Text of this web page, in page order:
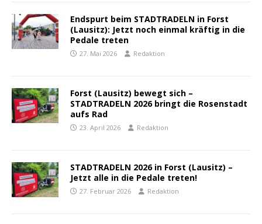
Endspurt beim STADTRADELN in Forst
(Lausitz): Jetzt noch einmal kräftig in die
Pedale treten
27. Mai 2026 Redaktion
Forst (Lausitz) bewegt sich –
STADTRADELN 2026 bringt die Rosenstadt
aufs Rad
23. April 2026 Redaktion
STADTRADELN 2026 in Forst (Lausitz) –
Jetzt alle in die Pedale treten!
27. Februar 2026 Redaktion